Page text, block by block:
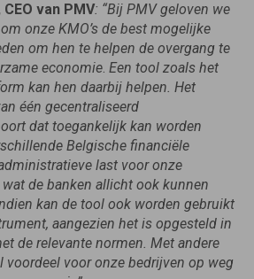
van PMV: “Bij PMV geloven we
onze KMO’s de best mogelijke
om hen te helpen de overgang te
economie. Een tool zoals het
kan hen daarbij helpen. Het
één gecentraliseerd
dat toegankelijk kan worden
Belgische financiële
last voor onze
de banken allicht ook kunnen
kan de tool ook worden gebruikt
aangezien het is opgesteld in
de relevante normen. Met andere
voordeel voor onze bedrijven op weg